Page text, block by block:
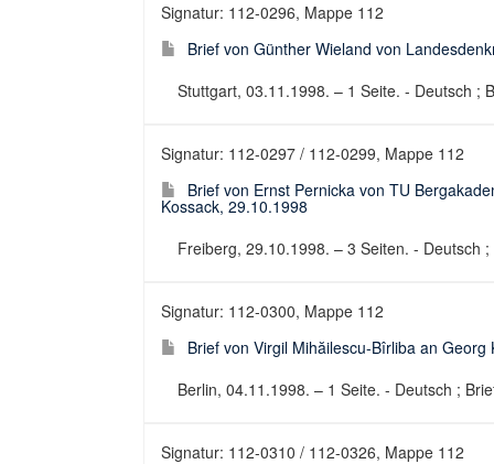
Signatur: 112-0296, Mappe 112
Brief von Günther Wieland von
Stuttgart, 03.11.1998. – 1 Seite. - Deutsch ;
Signatur: 112-0297 / 112-0299, Mappe 112
Brief von Ernst Pernicka von TU
Kossack, 29.10.1998
Freiberg, 29.10.1998. – 3 Seiten. - Deutsch
Signatur: 112-0300, Mappe 112
Brief von Virgil Mihăilescu-Bîrliba an Georg
Berlin, 04.11.1998. – 1 Seite. - Deutsch ;
Signatur: 112-0310 / 112-0326, Mappe 112